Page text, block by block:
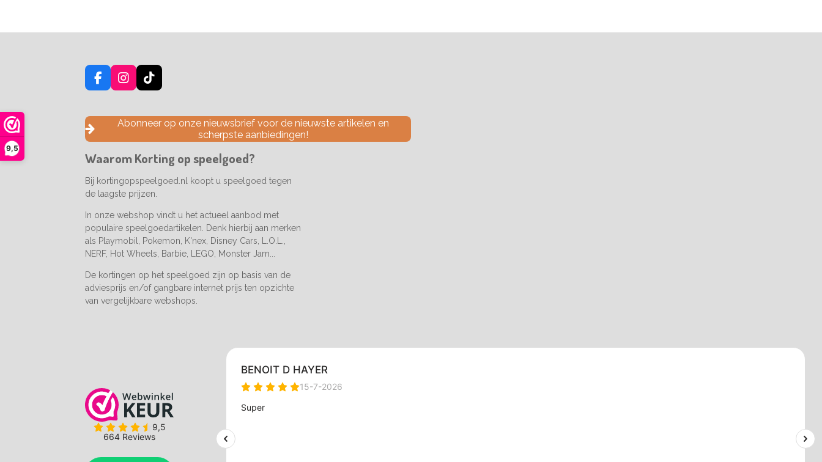
9,5
F
a
e
o
k
I
n
t
a
g
a
T
i
T
o
k
Abonneer op onze nieuwsbrief voor de nieuwste artikelen en
scherpste aanbiedingen!
Waarom Korting op speelgoed?
Bij kortingopspeelgoed.nl koopt u speelgoed tegen
de laagste prijzen.
In onze webshop vindt u het actueel aanbod met
populaire speelgoedartikelen. Denk hierbij aan merken
als Playmobil, Pokemon, K'nex, Disney Cars, L.O.L.,
NERF, Hot Wheels, Barbie, LEGO, Monster Jam...
De kortingen op het speelgoed zijn op basis van de
adviesprijs en/of gangbare internet prijs ten opzichte
van vergelijkbare webshops.